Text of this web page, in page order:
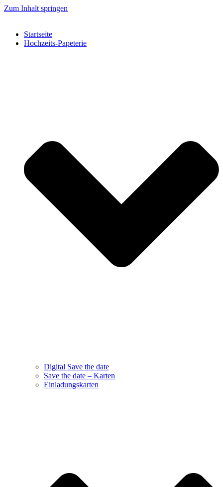
Zum Inhalt springen
Startseite
Hochzeits-Papeterie
Digital Save the date
Save the date – Karten
Einladungskarten